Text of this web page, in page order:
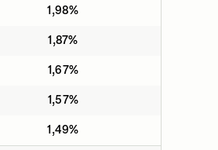
1,98%
1,87%
1,67%
1,57%
1,49%